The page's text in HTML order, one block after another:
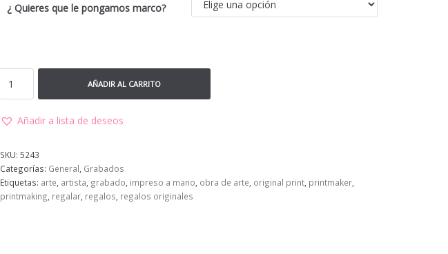
¿ Quieres que le pongamos marco?
AÑADIR AL CARRITO
Añadir a lista de deseos
SKU: 5243
Categorías: General Grabados
Etiquetas: arte artista grabado impreso a mano obra de arte original print, printmaker,
printmaking regalar, regalos regalos originales